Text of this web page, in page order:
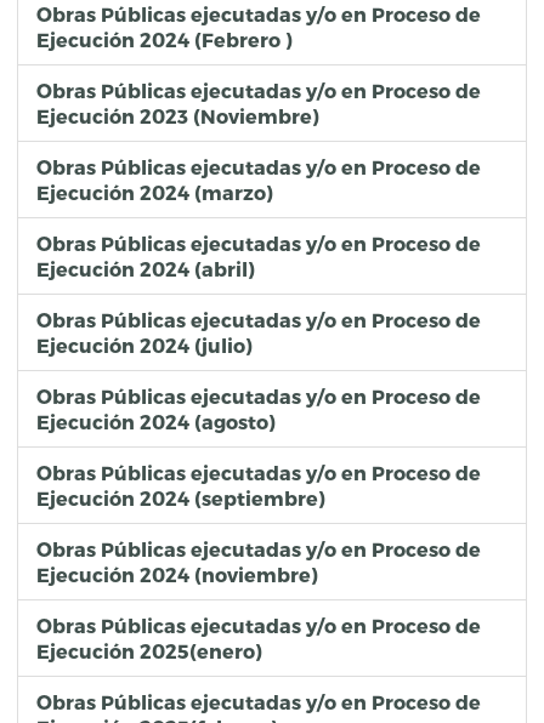
Obras Públicas ejecutadas y/o en Proceso de
Ejecución 2024 (Febrero )
Obras Públicas ejecutadas y/o en Proceso de
Ejecución 2023 (Noviembre)
Obras Públicas ejecutadas y/o en Proceso de
Ejecución 2024 (marzo)
Obras Públicas ejecutadas y/o en Proceso de
Ejecución 2024 (abril)
Obras Públicas ejecutadas y/o en Proceso de
Ejecución 2024 (julio)
Obras Públicas ejecutadas y/o en Proceso de
Ejecución 2024 (agosto)
Obras Públicas ejecutadas y/o en Proceso de
Ejecución 2024 (septiembre)
Obras Públicas ejecutadas y/o en Proceso de
Ejecución 2024 (noviembre)
Obras Públicas ejecutadas y/o en Proceso de
Ejecución 2025(enero)
Obras Públicas ejecutadas y/o en Proceso de